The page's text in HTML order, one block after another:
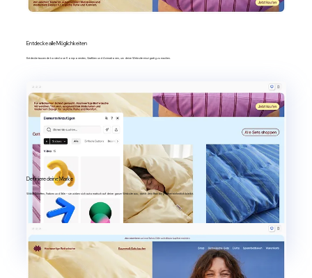
Entdecke alle Möglichkeiten
Entdecke tausende kostenlose Komponenten, Grafiken und Animationen, um deine Website einzigartig zu machen.
Definiere deine Marke
Wähle Schriften, Farben und Stile – sie wirken sich automatisch auf deine ganze Website aus, damit dein Branding immer einheitlich bleibt.